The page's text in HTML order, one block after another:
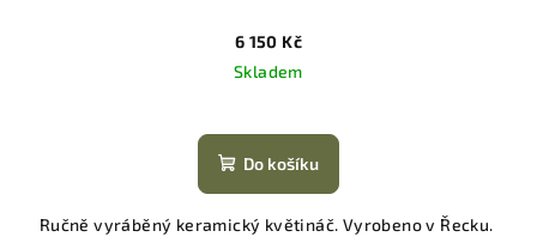
6 150 Kč
Skladem
Do košíku
Ručně vyráběný keramický květináč. Vyrobeno v Řecku.